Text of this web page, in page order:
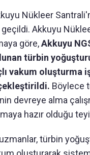
Nükleer
Akkuyu
göre,Akkuyu
türbin
vakum oluşturma
Böylece
devreye alma
hazır olduğu
türbin